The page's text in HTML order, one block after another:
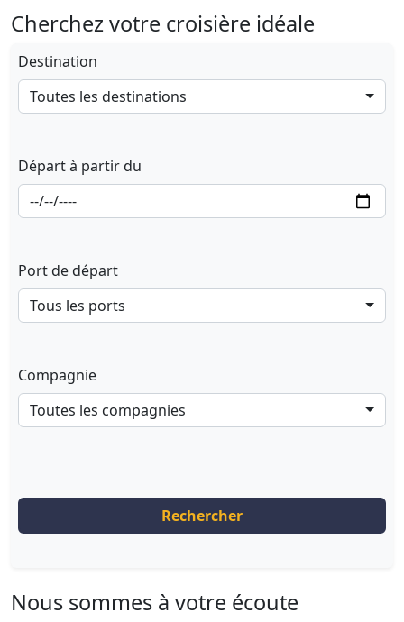
Cherchez votre croisière idéale
Destination
Toutes les destinations
Départ à partir du
Port de départ
Tous les ports
Compagnie
Toutes les compagnies
Rechercher
Nous sommes à votre écoute